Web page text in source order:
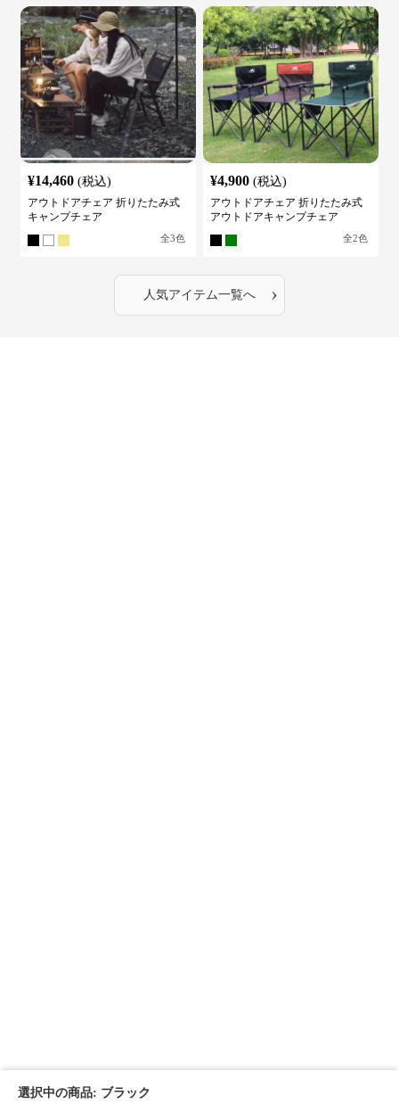
選択中の商品: ブラック
¥14,460 (税込)
アウトドアチェア 折りたたみ式
キャンプチェア
全3色
¥4,900 (税込)
アウトドアチェア 折りたたみ式
アウトドアキャンプチェア
全2色
人気アイテム一覧へ ›